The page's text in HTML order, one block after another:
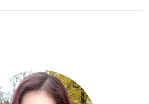
LÄS
MER
LÄS MER